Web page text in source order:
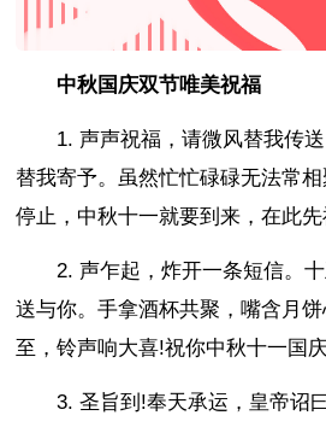
中秋国庆双节唯美祝福
1. 声声祝福，请微风替我传
替我寄予。虽然忙忙碌碌无法常
停止，中秋十一就要到来，在此
2. 声乍起，炸开一条短信。
送与你。手拿酒杯共聚，嘴含月
至，铃声响大喜!祝你中秋十一国
3. 圣旨到!奉天承运，皇帝诏